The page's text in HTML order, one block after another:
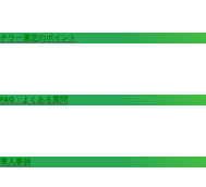
チラー選定のポイント
FAQ：よくある質問
導入事例